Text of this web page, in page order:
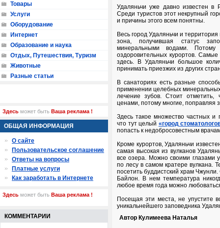
Удаляньчи уже давно известен в
Среди туристов этот некрупный
и причины этого всем понятны.
Весь город Удаляньчи и
зона, получившая статус
минеральными водами. Потому
оздоровительных курортов.
здесь. В Удаляньчи большое
принимать приезжих из других
В санаториях есть разные
применении целебных
лечение зубов. Стоит отметить,
ценами, потому многие, поправляя
Здесь такое множество частных и
что тут целый «город
попасть к недобросовестным
Кроме курортов, Удаляньчи
самая высокая из вулканов
все озера. Можно своими глазами
по лесу в самом кратере вулкана.
посетить буддистский храм
Байлон. В нем температура
любое время года можно
Посещая эти места, не упустите
уникальнейшего заповедника
Автор Кулимеева Наталья
Товары
Услуги
Оборудование
Интернет
Образование и наука
Отдых, Путешествия, Туризм
Животные
Разные статьи
Здесь может быть Ваша реклама !
ОБЩАЯ ИНФОРМАЦИЯ
О сайте
Пользовательское соглашение
Ответы на вопросы
Платные услуги
Как заработать в Интернете
Здесь может быть Ваша реклама !
КОММЕНТАРИИ